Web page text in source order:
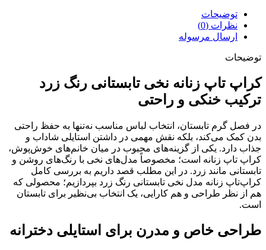
توضیحات
نظرات (0)
ارسال مرسوله
توضیحات
کراپ تاپ زنانه نخی تابستانی رنگ زرد
ترکیب خنکی و راحتی
در فصل گرم تابستان، انتخاب لباس مناسب نه‌تنها به حفظ راحتی
بدن کمک می‌کند، بلکه نقش مهمی در داشتن استایلی شاداب و
جذاب دارد. یکی از گزینه‌های محبوب در میان خانم‌های خوش‌پوش،
کراپ تاپ زنانه است؛ مخصوصاً مدل‌های نخی با رنگ‌های روشن و
تابستانی مانند زرد. در این مطلب قصد داریم به بررسی کامل
کراپ‌تاپ زنانه مدل نخی تابستانی رنگ زرد بپردازیم؛ محصولی که
هم از نظر طراحی و هم کارایی، یک انتخاب بی‌نظیر برای تابستان
است.
طراحی خاص و مدرن برای استایلی دخترانه